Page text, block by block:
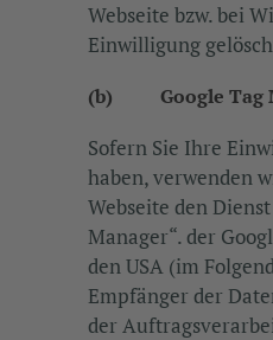
Webseite bzw. bei
Einwilligung
(b) Google Tag
Sofern Sie Ihre
haben, verwenden
Webseite den
Manager“. der
den USA (im
Empfänger der
der